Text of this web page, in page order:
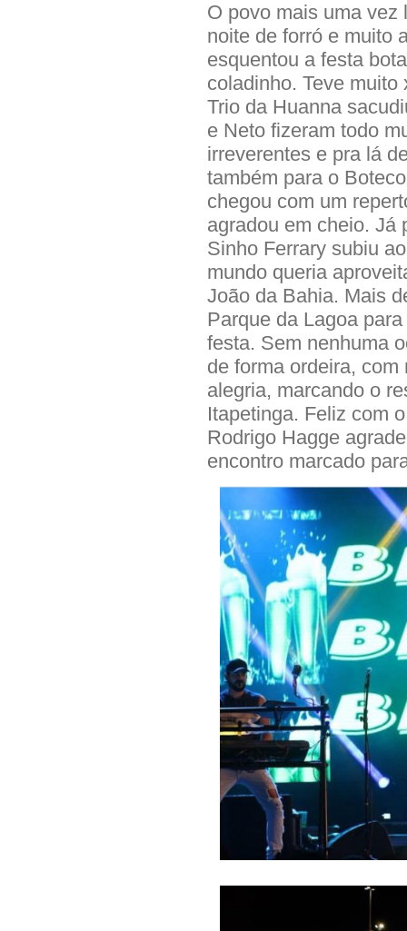
O povo mais uma vez
noite de forró e muito
esquentou a festa
coladinho. Teve
Trio da Huanna
e Neto fizeram todo
irreverentes e pra lá
também para o
chegou com um
agradou em cheio. Já
Sinho Ferrary subiu
mundo queria
João da Bahia. Mais
Parque da Lagoa
festa. Sem nenhuma
de forma ordeira,
alegria, marcando o
Itapetinga. Feliz com
Rodrigo Hagge
encontro marcado